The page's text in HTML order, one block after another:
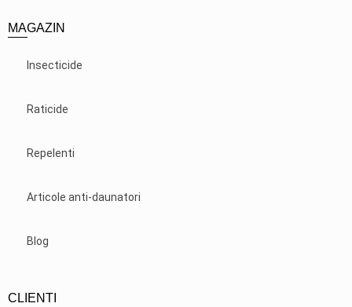
MAGAZIN
Insecticide
Raticide
Repelenti
Articole anti-daunatori
Blog
CLIENTI